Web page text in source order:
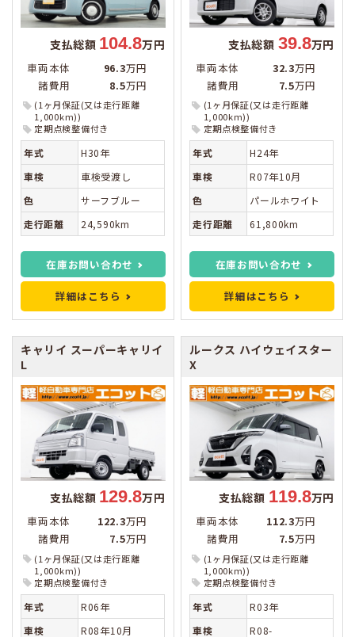
支払総額 104.8万円
車両本体 96.3万円
諸費用
8.5万円
(1ヶ月保証(又は走行距離
1,000km))
定期点検整備付き
年式
H30年
車検
車検受渡し
色
サーフブルー
走行距離
24,590km
在庫お問い合わせ
詳細はこちら
支払総額 39.8万円
車両本体 32.3万円
諸費用
7.5万円
(1ヶ月保証(又は走行距離
1,000km))
定期点検整備付き
年式
H24年
車検
R07年10月
色
パールホワイト
走行距離
61,800km
在庫お問い合わせ
詳細はこちら
キャリイ スーパーキャリイ
L
支払総額 129.8万円
車両本体 122.3万円
諸費用
7.5万円
(1ヶ月保証(又は走行距離
1,000km))
定期点検整備付き
年式
R06年
車検
R08年10月
ルークス ハイウェイスター
X
支払総額 119.8万円
車両本体 112.3万円
諸費用
7.5万円
(1ヶ月保証(又は走行距離
1,000km))
定期点検整備付き
年式
R03年
車検
R08-